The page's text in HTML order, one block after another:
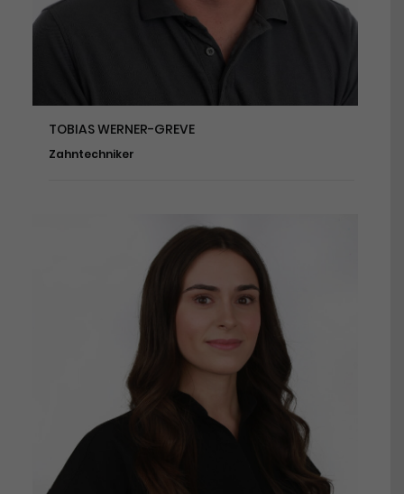
TOBIAS WERNER-GREVE
Zahntechniker